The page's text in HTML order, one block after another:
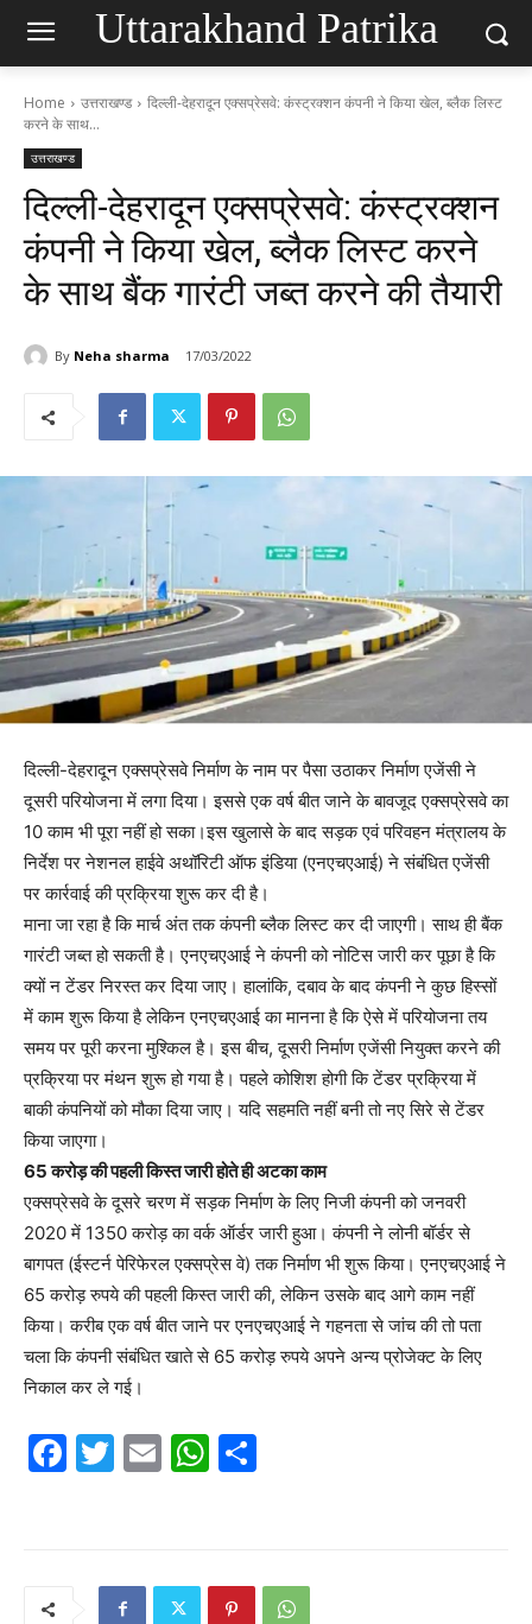
Uttarakhand Patrika
Home उत्तराखण्ड
दिल्ली-देहरादून एक्सप्रेसवे: कंस्ट्रक्शन कंपनी ने किया खेल, ब्लैक लिस्ट
करने के साथ...
उत्तराखण्ड
दिल्ली-देहरादून एक्सप्रेसवे: कंस्ट्रक्शन
कंपनी ने किया खेल, ब्लैक लिस्ट करने
के साथ बैंक गारंटी जब्त करने की तैयारी
By Neha sharma 17/03/2022
दिल्ली-देहरादून एक्सप्रेसवे निर्माण के नाम पर पैसा उठाकर निर्माण एजेंसी ने
दूसरी परियोजना में लगा दिया। इससे एक वर्ष बीत जाने के बावजूद एक्सप्रेसवे का
10 काम भी पूरा नहीं हो सका।इस खुलासे के बाद सड़क एवं परिवहन मंत्रालय के
निर्देश पर नेशनल हाईवे अथॉरिटी ऑफ इंडिया (एनएचएआई) ने संबंधित एजेंसी
पर कार्रवाई की प्रक्रिया शुरू कर दी है।
माना जा रहा है कि मार्च अंत तक कंपनी ब्लैक लिस्ट कर दी जाएगी। साथ ही बैंक
गारंटी जब्त हो सकती है। एनएचएआई ने कंपनी को नोटिस जारी कर पूछा है कि
क्यों न टेंडर निरस्त कर दिया जाए। हालांकि, दबाव के बाद कंपनी ने कुछ हिस्सों
में काम शुरू किया है लेकिन एनएचएआई का मानना है कि ऐसे में परियोजना तय
समय पर पूरी करना मुश्किल है। इस बीच, दूसरी निर्माण एजेंसी नियुक्त करने की
प्रक्रिया पर मंथन शुरू हो गया है। पहले कोशिश होगी कि टेंडर प्रक्रिया में
बाकी कंपनियों को मौका दिया जाए। यदि सहमति नहीं बनी तो नए सिरे से टेंडर
किया जाएगा।
65 करोड़ की पहली किस्त जारी होते ही अटका काम
एक्सप्रेसवे के दूसरे चरण में सड़क निर्माण के लिए निजी कंपनी को जनवरी
2020 में 1350 करोड़ का वर्क ऑर्डर जारी हुआ। कंपनी ने लोनी बॉर्डर से
बागपत (ईस्टर्न पेरिफेरल एक्सप्रेस वे) तक निर्माण भी शुरू किया। एनएचएआई ने
65 करोड़ रुपये की पहली किस्त जारी की, लेकिन उसके बाद आगे काम नहीं
किया। करीब एक वर्ष बीत जाने पर एनएचएआई ने गहनता से जांच की तो पता
चला कि कंपनी संबंधित खाते से 65 करोड़ रुपये अपने अन्य प्रोजेक्ट के लिए
निकाल कर ले गई।
F
T
E
W
A